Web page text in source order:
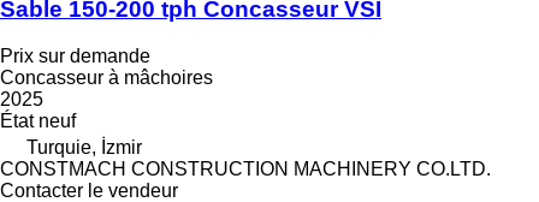
Sable 150-200 tph Concasseur VSI
Prix sur demande
Concasseur à mâchoires
2025
État neuf
Turquie, İzmir
CONSTMACH CONSTRUCTION MACHINERY CO.LTD.
Contacter le vendeur